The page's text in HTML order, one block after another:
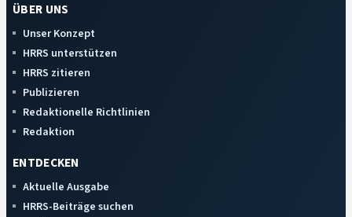
ÜBER UNS
Unser Konzept
HRRS unterstützen
HRRS zitieren
Publizieren
Redaktionelle Richtlinien
Redaktion
ENTDECKEN
Aktuelle Ausgabe
HRRS-Beiträge suchen